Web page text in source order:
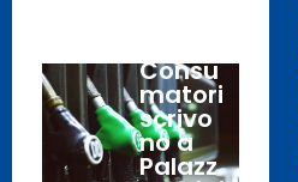
Consu
matori
scrivo
no a
Palazz